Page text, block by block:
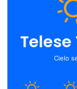
Cielo